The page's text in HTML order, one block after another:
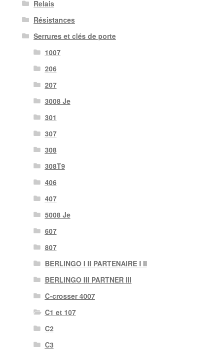
Relais
Résistances
Serrures et clés de porte
1007
206
207
3008 Je
301
307
308
308T9
406
407
5008 Je
607
807
BERLINGO I II PARTENAIRE I II
BERLINGO III PARTNER III
C-crosser 4007
C1 et 107
C2
C3